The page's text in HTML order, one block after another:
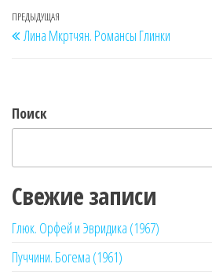
Навигация
по
Предыдущая
запись
ПРЕДЫДУЩАЯ
Лина Мкртчян. Романсы Глинки
Поиск
Свежие записи
Глюк. Орфей и Эвридика (1967)
Пуччини. Богема (1961)